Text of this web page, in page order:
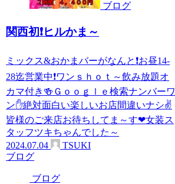
ブログ
関西初❗ヒルかま～
ミックス&おかまバーがなんと❗お昼14-
28迄営業中❗ワンｓｈｏｔ～飲み放題オ
カマ付き🍻Ｇｏｏｇｌｅ検索ナンバーワ
ン✋絶対面白い楽しいお店間違いナシ✌
皆様のご来店お待ちしてま～す❤女装ス
タッフツキちゃんでした～
2024.07.04
TSUKI
ブログ
ブログ